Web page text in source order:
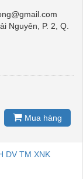
Nguyên, P. 2, Q.
Mua hàng
DV TM XNK